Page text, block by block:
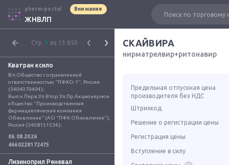
pharm-portal Внимание
ЖНВЛП
Стр. 1 из 13 850
Кватран ксило
Вл.Общество с ограниченной
ответственностью "ПФКО-1", Россия
(5404070404);
Вып.к.Перв.Уп.Втор.Уп.Пр.Акционерное
общество "Производственная
фармацевтическая компания
Обновление" (АО "ПФК Обновление"),
Россия (5408151534);
06.08.2026
4660228172475
Лизиноприл Реневал
СКАЙВИРА
нирматрелвир+ритонавир
Предельная отпускная цена
производителя без НДС
Штрихкод
Решение о регистрации цены
Регистрация цены
Вступление в силу